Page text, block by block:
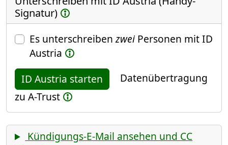
Signatur)
Es unterschreibenzweiPersonen mit ID
Austria
ID Austria starten
Datenübertragung
zu A-Trust
Kündigungs-E-Mail ansehen und CC